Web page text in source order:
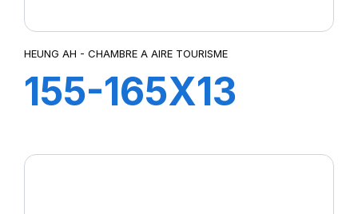
HEUNG AH - CHAMBRE A AIRE TOURISME
155-165X13